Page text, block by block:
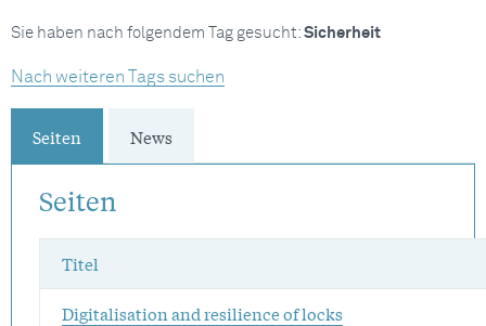
Sie haben nach folgendem Tag gesucht: Sicherheit
Nach weiteren Tags suchen
Seiten News
Seiten
Titel
Digitalisation and resilience of locks